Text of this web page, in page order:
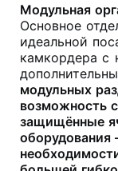
Модульная
Основное
идеальной
камкордера с
модульных
возможность
защищённые
оборудования